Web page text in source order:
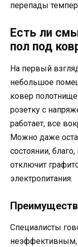
перепады
Есть ли
пол под
На первый
небольшое
ковер
розетку с
работает, все
Можно даже
состоянии,
отключит
электропитания.
Специалисты
неэффективным,